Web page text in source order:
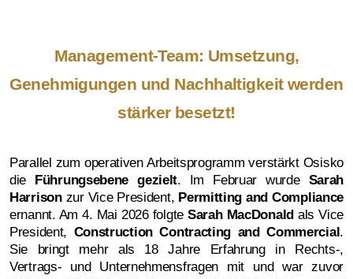
Management-Team: Umsetzung,
Genehmigungen und Nachhaltigkeit werden
stärker besetzt!
Parallel zum operativen Arbeitsprogramm verstärkt Osisko
die Führungsebene gezielt. Im Februar wurde Sarah
Harrisonzur Vice President, Permitting and Compliance
ernannt. Am 4. Mai 2026 folgteSarah MacDonaldals Vice
President, Construction Contracting and Commercial.
Sie bringt mehr als 18 Jahre Erfahrung in Rechts-,
Vertrags- und Unternehmensfragen mit und war zuvor